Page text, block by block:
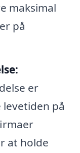
maksimal
på
er
på
at holde